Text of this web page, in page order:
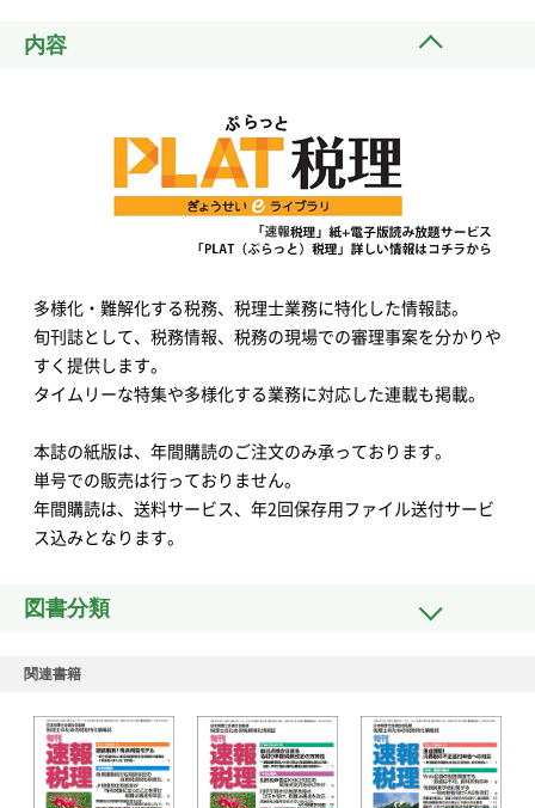
内容
多様化・難解化する税務、税理士業務に特化した情報誌。
旬刊誌として、税務情報、税務の現場での審理事案を分かりや
すく提供します。
タイムリーな特集や多様化する業務に対応した連載も掲載。
本誌の紙版は、年間購読のご注文のみ承っております。
単号での販売は行っておりません。
年間購読は、送料サービス、年2回保存用ファイル送付サービ
ス込みとなります。
図書分類
関連書籍